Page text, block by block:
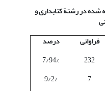
شده در رشتة کتابداری و
فراوانی
درصد
232
7/94%
7
9/2%